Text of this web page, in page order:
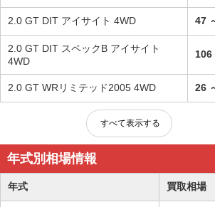
2.0 GT DIT アイサイト 4WD 47
2.0 GT DIT スペックB アイサイト
4WD
106
2.0 GT WRリミテッド2005 4WD 26
すべて表示する
年式別相場情報
年式 買取相場